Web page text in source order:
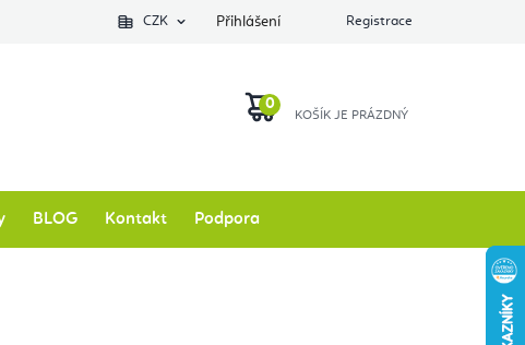
Podlozkynajogu.cz Zkontrolovat stav objednávky O nás
CZK Přihlášení Registrace
KOŠÍK
BLOG Kontakt Podpora